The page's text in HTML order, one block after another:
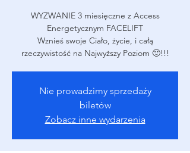
WYZWANIE 3 miesięczne z Access
Energetycznym FACELIFT
Wznieś swoje Ciało, życie, i całą
rzeczywistość na Najwyższy Poziom 🙂!!!
Nie prowadzimy sprzedaży
biletów
Zobacz inne wydarzenia